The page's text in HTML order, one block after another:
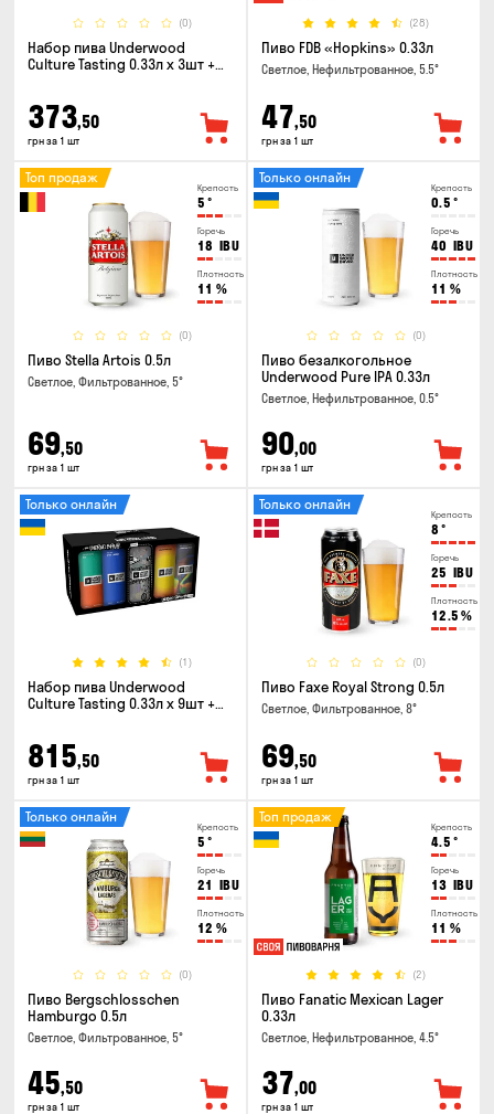
(0)
Набор пива Underwood
Culture Tasting 0.33л x 3шт +
373,50
грн за 1 шт
(28)
Пиво FDB «Hopkins» 0.33л
Светлое, Нефильтрованное, 5.5°
47,50
грн за 1 шт
Крепость
5 °
Горечь
18 IBU
Плотность
11 %
(0)
Топ продаж
Пиво Stella Artois 0.5л
Светлое, Фильтрованное, 5°
69,50
грн за 1 шт
Крепость
0.5 °
Горечь
40 IBU
Плотность
11 %
(0)
Только онлайн
Пиво безалкогольное
Underwood Pure IPA 0.33л
Светлое, Нефильтрованное, 0.5°
90,00
грн за 1 шт
(1)
Только онлайн
Набор пива Underwood
Culture Tasting 0.33л x 9шт +
815,50
грн за 1 шт
Крепость
8 °
Горечь
25 IBU
Плотность
12.5 %
(0)
Только онлайн
Пиво Faxe Royal Strong 0.5л
Светлое, Фильтрованное, 8°
69,50
грн за 1 шт
Крепость
5 °
Горечь
21 IBU
Плотность
12 %
(0)
Только онлайн
Пиво Bergschlosschen
Hamburgo 0.5л
Светлое, Фильтрованное, 5°
45,50
грн за 1 шт
Крепость
4.5 °
Горечь
13 IBU
Плотность
11 %
(2)
Топ продаж
Пиво Fanatic Mexican Lager
0.33л
Светлое, Нефильтрованное, 4.5°
37,00
грн за 1 шт